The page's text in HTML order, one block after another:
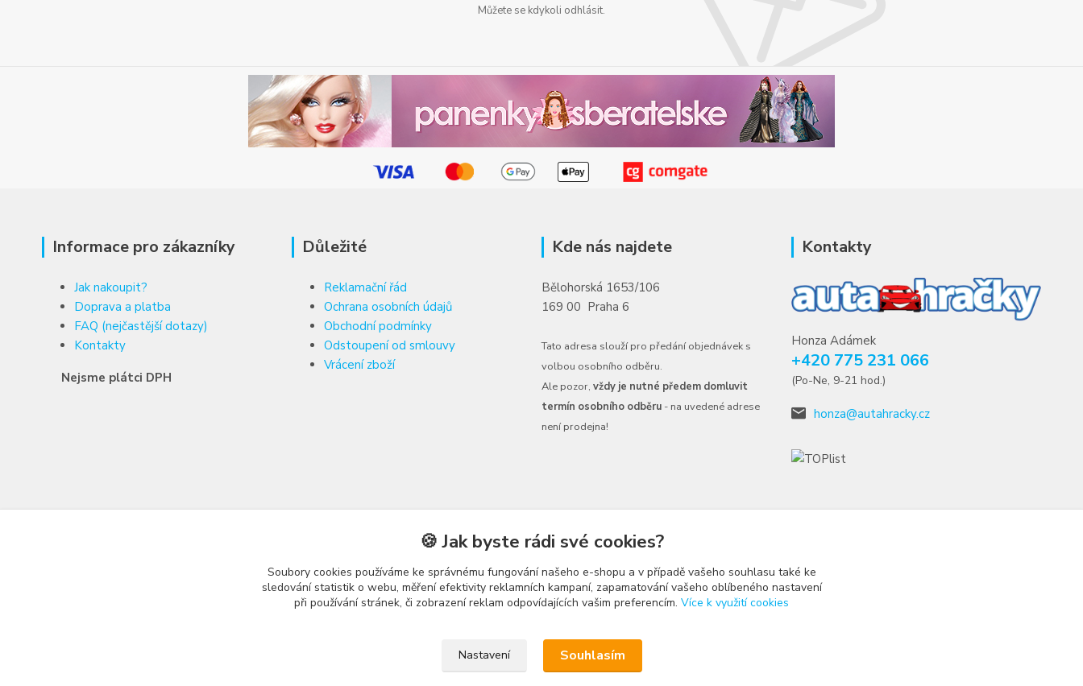
Můžete se kdykoli odhlásit.
Informace pro zákazníky
Jak nakoupit?
Doprava a platba
FAQ (nejčastější dotazy)
Kontakty
Nejsme plátci DPH
Důležité
Reklamační řád
Ochrana osobních údajů
Obchodní podmínky
Odstoupení od smlouvy
Vrácení zboží
Kde nás najdete
Bělohorská 1653/106
169 00 Praha 6
Tato adresa slouží pro předání objednávek s
volbou osobního odběru.
Ale pozor, vždy je nutné předem domluvit
termín osobního odběru - na uvedené adrese
není prodejna!
Kontakty
Honza Adámek
+420 775 231 066
(Po-Ne, 9-21 hod.)
honza@autahracky.cz
Upravit sběr cookies.
🍪 Jak byste rádi své cookies?
Soubory cookies používáme ke správnému fungování našeho e-shopu a v případě vašeho souhlasu také ke
sledování statistik o webu, měření efektivity reklamních kampaní, zapamatování vašeho oblíbeného nastavení
při používání stránek, či zobrazení reklam odpovídajících vašim preferencím. Více k využití cookies
Nastavení Souhlasím